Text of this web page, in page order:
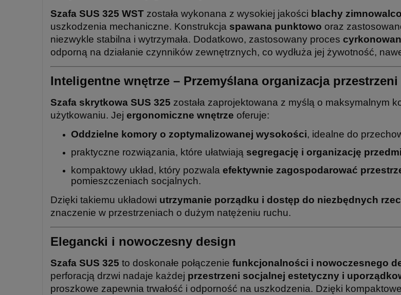
Szafa SUS 325 WST została wykonana z wysokiej jakości blachy
uszkodzenia mechaniczne. Konstrukcja spawana punktowo oraz
niezwykle stabilna i wytrzymała. Dodatkowo, zastosowany proces
odporną na działanie czynników zewnętrznych, co wydłuża jej żywotność,
Inteligentne wnętrze – Przemyślana organizacja przestrzeni
Szafa skrytkowa SUS 325 została zaprojektowana z myślą o maksymalnym
użytkowaniu. Jej ergonomiczne wnętrze oferuje:
Oddzielne komory o zoptymalizowanej wysokości, idealne do
praktyczne rozwiązania, które ułatwiają segregację i organizację
kompaktowy układ, który pozwala efektywnie zagospodarować
pomieszczeniach socjalnych.
Dzięki takiemu układowi utrzymanie porządku i dostęp do niezbędnych
znaczenie w przestrzeniach o dużym natężeniu ruchu.
Elegancki i nowoczesny design
Szafa SUS 325 to doskonałe połączenie funkcjonalności i nowoczesnego
perforacją drzwi nadaje każdej przestrzeni socjalnej estetyczny i
proszkowe zapewnia trwałość i odporność na uszkodzenia. Dzięki